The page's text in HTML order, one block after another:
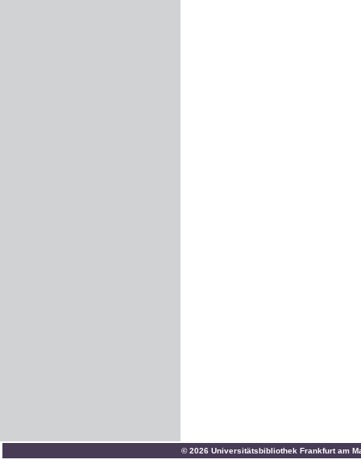
© 2026 Universitätsbibliothek Frankfurt am